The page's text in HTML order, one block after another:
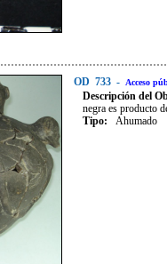
OD 733 - Acceso
Descripción del
negra es producto
Tipo: Ahumado